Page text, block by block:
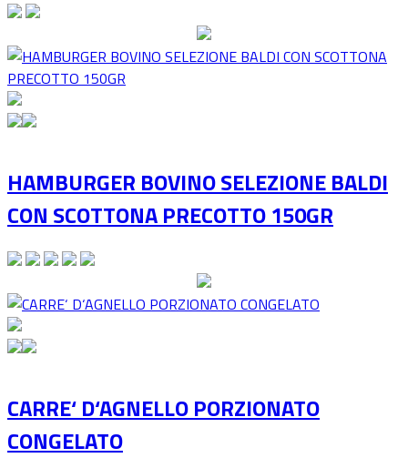
HAMBURGER BOVINO SELEZIONE BALDI
CON SCOTTONA PRECOTTO 150GR
CARRE‘ D‘AGNELLO PORZIONATO
CONGELATO